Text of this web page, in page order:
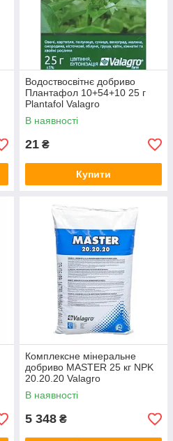
Водоствосвітнє добриво
Плантафол 10+54+10 25 г
Plantafol Valagro
В наявності
21 ₴
Купити
Комплексне мінеральне
добриво MASTER 25 кг NPK
20.20.20 Valagro
В наявності
5 348 ₴